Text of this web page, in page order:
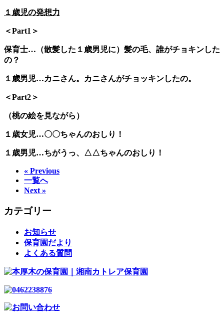
１歳児の発想力
＜Part1＞
保育士…（散髪した１歳男児に）髪の毛、誰がチョキンした
の？
１歳男児…カニさん。カニさんがチョッキンしたの。
＜Part2＞
（桃の絵を見ながら）
１歳女児…〇〇ちゃんのおしり！
１歳男児…ちがうっ、△△ちゃんのおしり！
« Previous
一覧へ
Next »
カテゴリー
お知らせ
保育園だより
よくある質問